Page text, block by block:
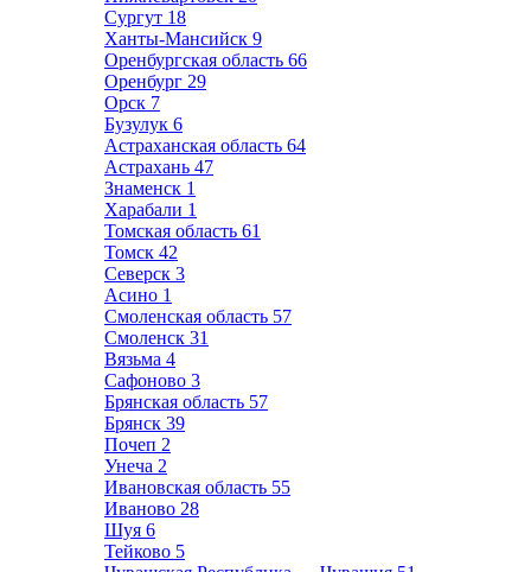
Сургут 18
Ханты-Мансийск 9
Оренбургская область 66
Оренбург 29
Орск 7
Бузулук 6
Астраханская область 64
Астрахань 47
Знаменск 1
Харабали 1
Томская область 61
Томск 42
Северск 3
Асино 1
Смоленская область 57
Смоленск 31
Вязьма 4
Сафоново 3
Брянская область 57
Брянск 39
Почеп 2
Унеча 2
Ивановская область 55
Иваново 28
Шуя 6
Тейково 5